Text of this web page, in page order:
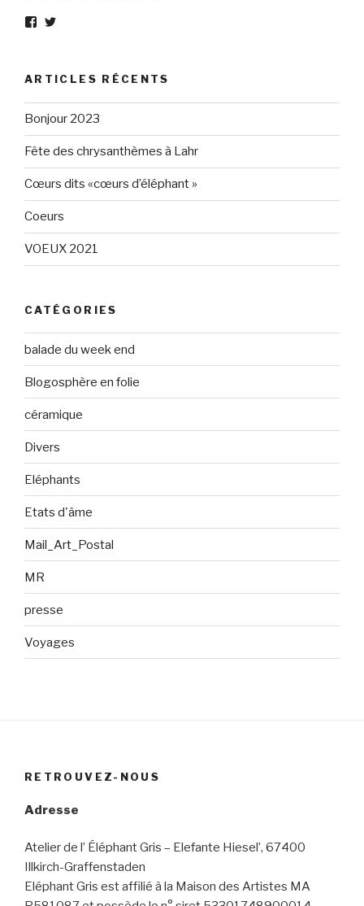
Voir
Eléphant-
Gris-
sur
Facebook
Voir
elephantgris
sur
ARTICLES RÉCENTS
Bonjour 2023
Fête des chrysanthèmes à Lahr
Cœurs dits «cœurs d’éléphant »
Coeurs
VOEUX 2021
CATÉGORIES
balade du week end
Blogosphère en folie
céramique
Divers
Eléphants
Etats d'âme
Mail_Art_Postal
MR
presse
Voyages
RETROUVEZ-NOUS
Adresse
Atelier de l’ Éléphant Gris – Elefante Hiesel’, 67400
Illkirch-Graffenstaden
Eléphant Gris est affilié à la Maison des Artistes MA